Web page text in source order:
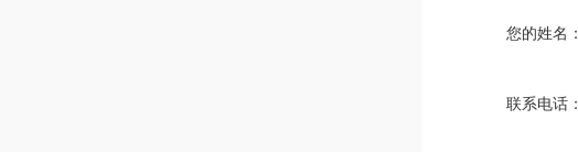
您的姓名：
联系电话：